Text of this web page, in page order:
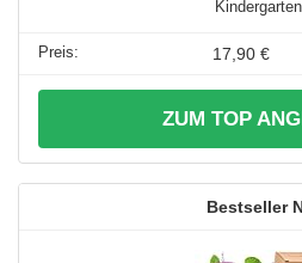
Kindergarten
17,90 €
ZUM TOP